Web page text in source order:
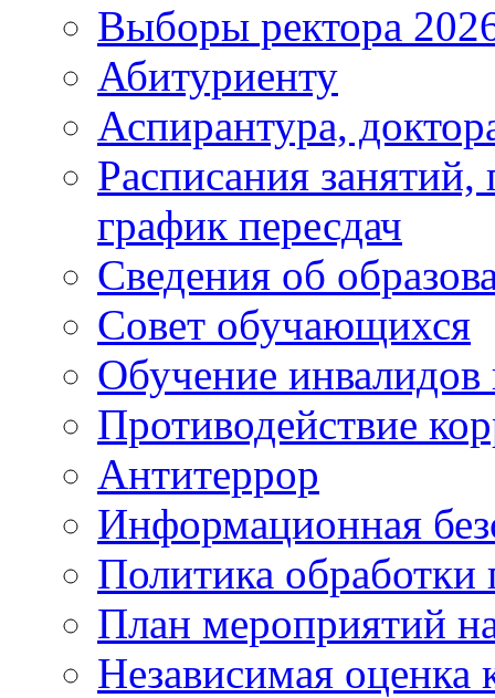
Выборы ректора
Абитуриенту
Аспирантура,
Расписания
график пересдач
Сведения об
Совет обучающихся
Обучение
Противодействие
Антитеррор
Информационная
Политика
План мероприятий
Независимая оценка